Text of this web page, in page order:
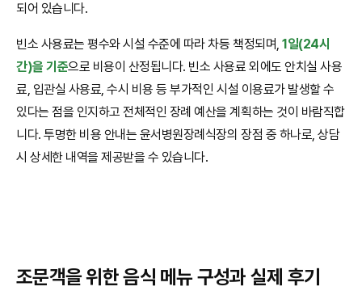
되어 있습니다.
빈소 사용료는 평수와 시설 수준에 따라 차등 책정되며,1일(24시
간)을 기준으로 비용이 산정됩니다. 빈소 사용료 외에도 안치실 사용
료, 입관실 사용료, 수시 비용 등 부가적인 시설 이용료가 발생할 수
있다는 점을 인지하고 전체적인 장례 예산을 계획하는 것이 바람직합
니다. 투명한 비용 안내는 윤서병원장례식장의 장점 중 하나로, 상담
시 상세한 내역을 제공받을 수 있습니다.
조문객을 위한 음식 메뉴 구성과 실제 후기